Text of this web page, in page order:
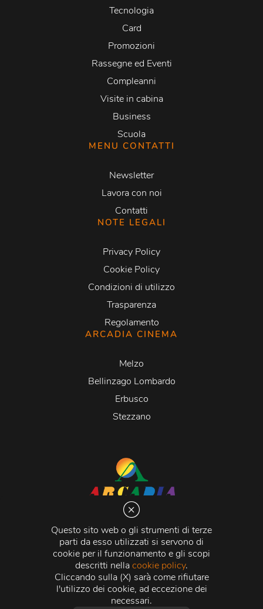
Questo sito web o gli strumenti di terze
parti da esso utilizzati si servono di
cookie per il funzionamento e gli scopi
descritti nellacookie policy.
Cliccando sulla (X) sarà come rifiutare
l'utilizzo dei cookie, ad eccezione dei
necessari.
Tecnologia
Card
Promozioni
Rassegne ed Eventi
Compleanni
Visite in cabina
Business
Scuola
MENU CONTATTI
Newsletter
Lavora con noi
Contatti
NOTE LEGALI
Privacy Policy
Cookie Policy
Condizioni di utilizzo
Trasparenza
Regolamento
ARCADIA CINEMA
Melzo
Bellinzago Lombardo
Erbusco
Stezzano
Via Martiri della Libertà 20066 Melzo (MI)
C.C.I.A.A. - R.E.A di Milano n. 1427910
Registro delle Imprese di Milano n. 338392 -
Fiscale e Partita Iva11015840157 | Capitale Sociale
500.000,00 i.v.
Credits:Crea Informatica S.r.l. 2026 © Tutti i diritti
riservati.